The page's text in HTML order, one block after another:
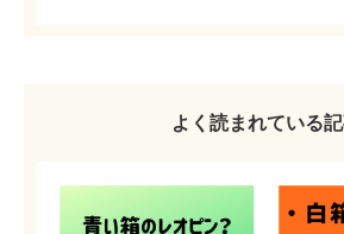
よく読まれている